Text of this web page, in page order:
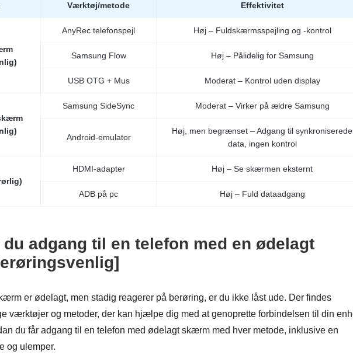
Værktøj/metode Effektivitet
AnyRec telefonspejl Høj – Fuldskærmsspejling og -kontrol
Samsung Flow Høj – Pålidelig for Samsung
USB OTG + Mus Moderat – Kontrol uden display
Samsung SideSync Moderat – Virker på ældre Samsung
Android-emulator
Høj, men begrænset – Adgang til synkroniserede
data, ingen kontrol
HDMI-adapter Høj – Se skærmen eksternt
ADB på pc Høj – Fuld dataadgang
du adgang til en telefon med en ødelagt
er ødelagt, men stadig reagerer på berøring, er du ikke låst ude. Der findes
værktøjer og metoder, der kan hjælpe dig med at genoprette forbindelsen til din
du får adgang til en telefon med ødelagt skærm med hver metode, inklusive en
og ulemper.